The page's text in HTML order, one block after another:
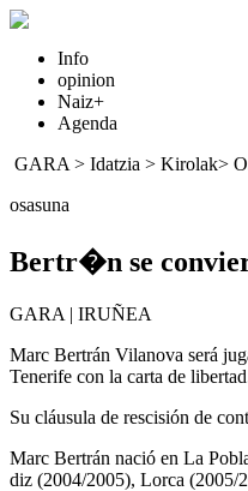
Info
opinion
Naiz+
Agenda
GARA > Idatzia > Kirolak>
osasuna
Bertr�n se
GARA | IRUÑEA
Marc Bertrán Vilanova será
Tenerife con la carta de
Su cláusula de rescisión de
Marc Bertrán nació en La
diz (2004/2005), Lorca (2005/